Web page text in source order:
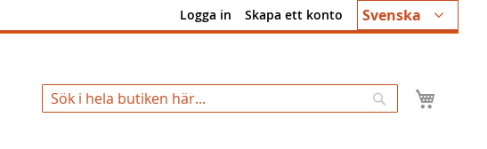
Språk
Svenska
Logga in Skapa ett konto
Sök